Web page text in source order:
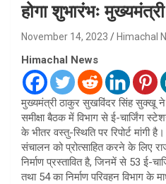
होगा शुभारंभः मुख्यमंत्री
November 14, 2023 Himachal
Himachal News
मुख्यमंत्री ठाकुर सुखविंदर सिंह सुक्खू ने
समीक्षा बैठक में विभाग से ई-चार्जिंग
के भीतर वस्तु-स्थिति पर रिपोर्ट मांगी
संचालन को प्रोत्साहित करने के लिए
निर्माण प्रस्तावित है, जिनमें से 53 ई-
तथा 54 का निर्माण परिवहन विभाग के